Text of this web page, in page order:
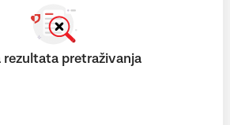
rezultata pretraživanja